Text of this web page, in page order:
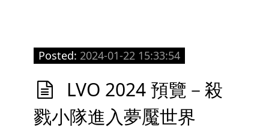
Posted: 2024-01-22 15:33:54
LVO 2024 預覽－殺
戮小隊進入夢魘世界